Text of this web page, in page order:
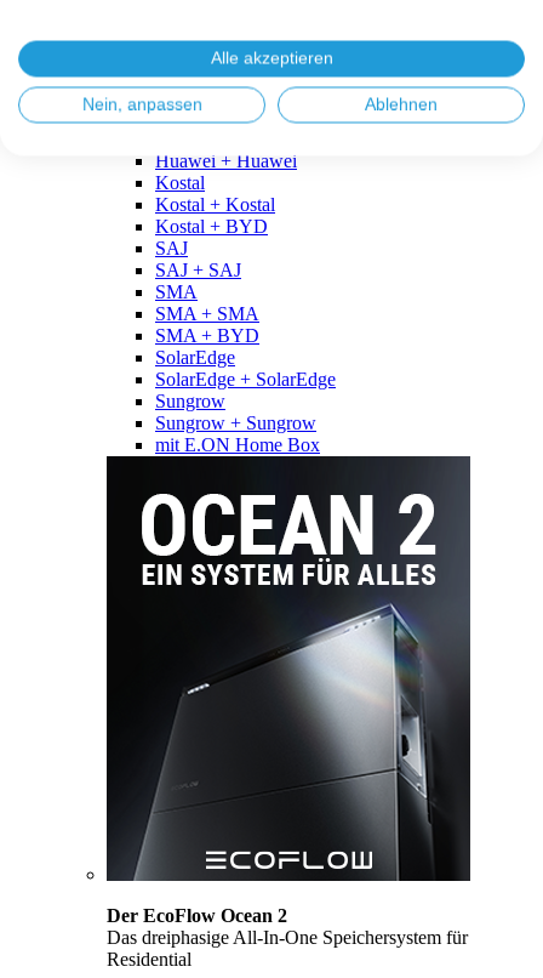
Fronius + BYD
GoodWe
GoodWe + GoodWe
GoodWe + BYD
Huawei + Huawei
Kostal
Kostal + Kostal
Kostal + BYD
SAJ
SAJ + SAJ
SMA
SMA + SMA
SMA + BYD
SolarEdge
SolarEdge + SolarEdge
Sungrow
Sungrow + Sungrow
mit E.ON Home Box
Der EcoFlow Ocean 2
Das dreiphasige All-In-One Speichersystem für
Residential
Alle akzeptieren
Nein, anpassen Ablehnen